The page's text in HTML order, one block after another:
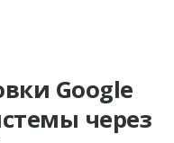
Google
через